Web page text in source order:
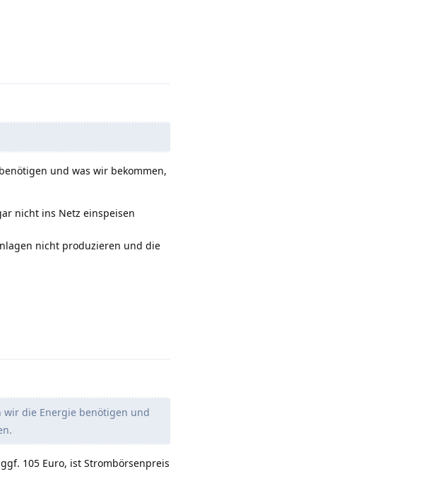
und was wir bekommen,
nicht ins Netz einspeisen
nicht produzieren und die
wir die Energie benötigen und
105 Euro, ist Strombörsenpreis